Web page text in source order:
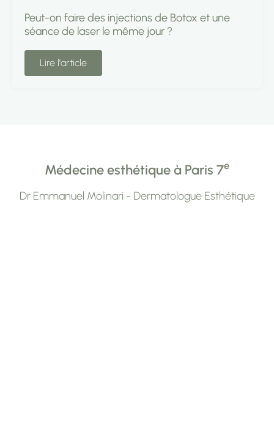
Peut-on faire des injections de Botox et une
séance de laser le même jour ?
Lire l'article
Médecine esthétique à Paris 7e
Dr Emmanuel Molinari - Dermatologue Esthétique